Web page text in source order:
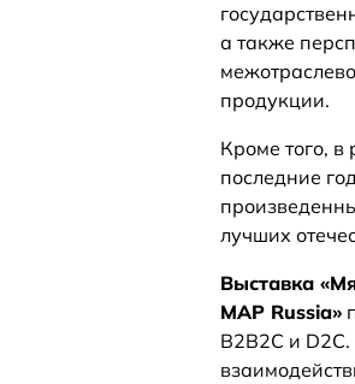
а также
продукции.
Кроме того,
последние
лучших
Выставка
MAP Russia»
B2B2C и